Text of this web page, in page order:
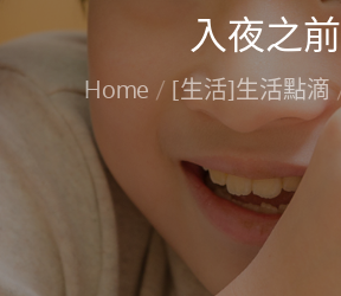
入夜之前
Home [生活]生活點滴